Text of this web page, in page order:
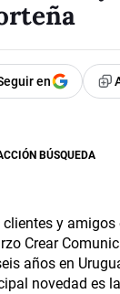
en
BÚSQUEDA
y amigos
Crear
años en
novedad es